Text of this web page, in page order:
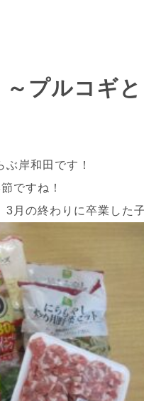
プルコギと
岸和田です！
ですね！
月の終わりに卒業した